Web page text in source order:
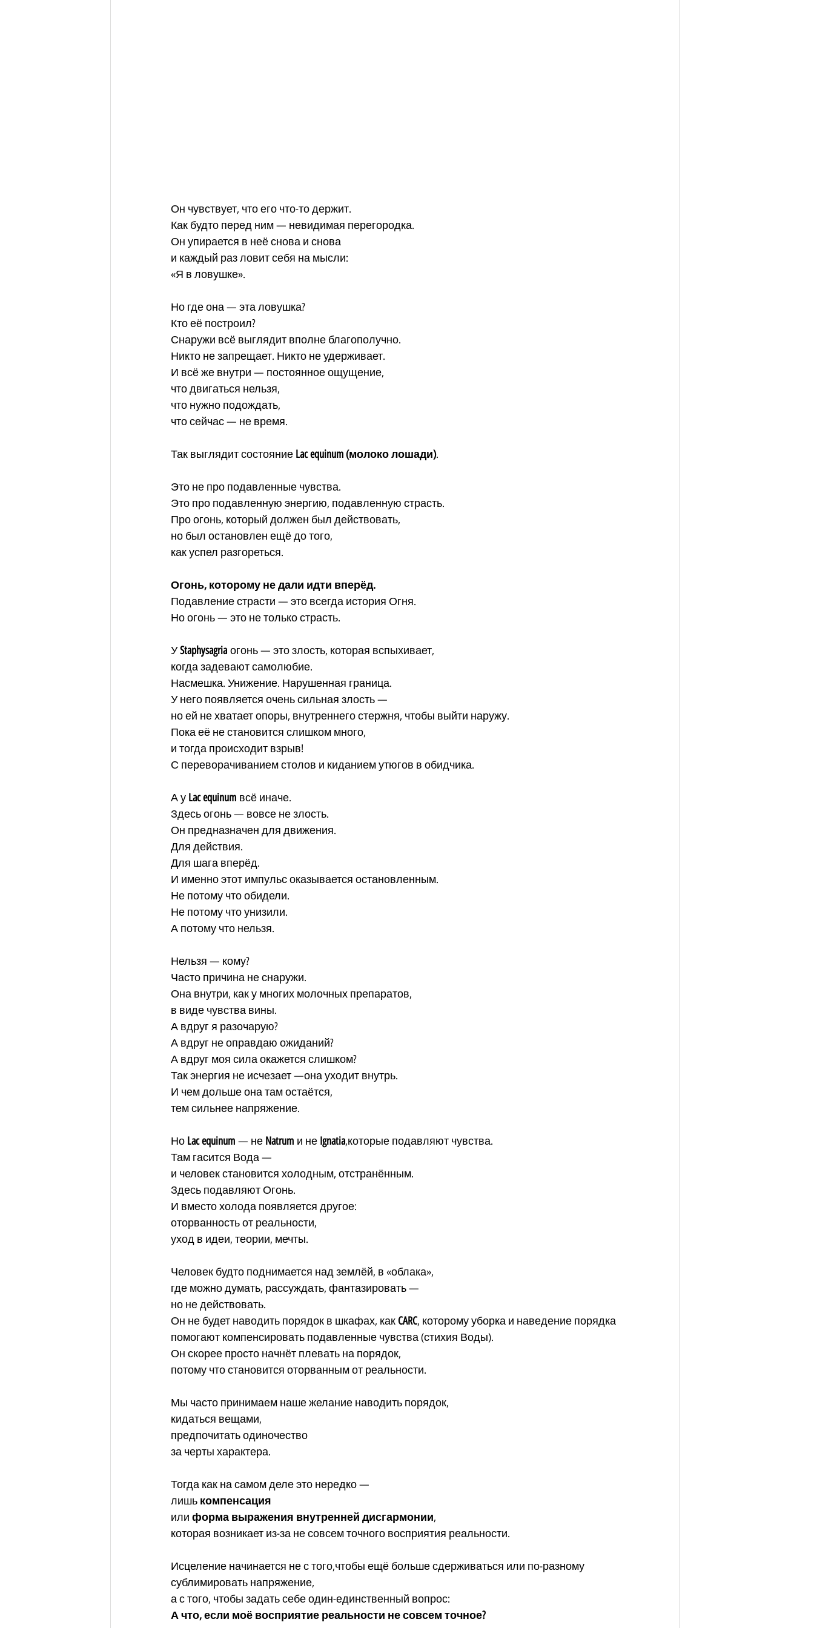
Он чувствует, что его что-то держит.
Как будто перед ним — невидимая перегородка.
Он упирается в неё снова и снова
и каждый раз ловит себя на мысли:
«Я в ловушке».
Но где она — эта ловушка?
Кто её построил?
Снаружи всё выглядит вполне благополучно.
Никто не запрещает. Никто не удерживает.
И всё же внутри — постоянное ощущение,
что двигаться нельзя,
что нужно подождать,
что сейчас — не время.
Так выглядит состояние Lac equinum (молоко лошади).
Это не про подавленные чувства.
Это про подавленную энергию, подавленную страсть.
Про огонь, который должен был действовать,
но был остановлен ещё до того,
как успел разгореться.
Огонь, которому не дали идти вперёд.
Подавление страсти — это всегда история Огня.
Но огонь — это не только страсть.
У Staphysagria огонь — это злость, которая вспыхивает,
когда задевают самолюбие.
Насмешка. Унижение. Нарушенная граница.
У него появляется очень сильная злость —
но ей не хватает опоры, внутреннего стержня, чтобы выйти наружу.
Пока её не становится слишком много,
и тогда происходит взрыв!
С переворачиванием столов и киданием утюгов в обидчика.
А у Lac equinum всё иначе.
Здесь огонь — вовсе не злость.
Он предназначен для движения.
Для действия.
Для шага вперёд.
И именно этот импульс оказывается остановленным.
Не потому что обидели.
Не потому что унизили.
А потому что нельзя.
Нельзя — кому?
Часто причина не снаружи.
Она внутри, как у многих молочных препаратов,
в виде чувства вины.
А вдруг я разочарую?
А вдруг не оправдаю ожиданий?
А вдруг моя сила окажется слишком?
Так энергия не исчезает —она уходит внутрь.
И чем дольше она там остаётся,
тем сильнее напряжение.
Но Lac equinum — не Natrum и не Ignatia,которые подавляют чувства.
Там гасится Вода —
и человек становится холодным, отстранённым.
Здесь подавляют Огонь.
И вместо холода появляется другое:
оторванность от реальности,
уход в идеи, теории, мечты.
Человек будто поднимается над землёй, в «облака»,
где можно думать, рассуждать, фантазировать —
но не действовать.
Он не будет наводить порядок в шкафах, как CARC, которому уборка и наведение порядка
помогают компенсировать подавленные чувства (стихия Воды).
Он скорее просто начнёт плевать на порядок,
потому что становится оторванным от реальности.
Мы часто принимаем наше желание наводить порядок,
кидаться вещами,
предпочитать одиночество
за черты характера.
Тогда как на самом деле это нередко —
лишь компенсация
или форма выражения внутренней дисгармонии,
которая возникает из-за не совсем точного восприятия реальности.
Исцеление начинается не с того,чтобы ещё больше сдерживаться или по-разному
сублимировать напряжение,
а с того, чтобы задать себе один-единственный вопрос:
А что, если моё восприятие реальности не совсем точное?